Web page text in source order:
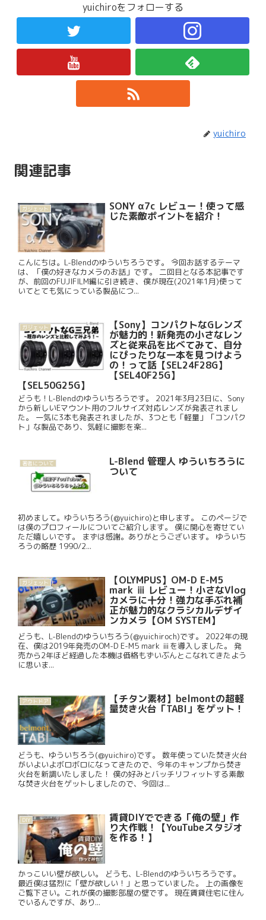
yuichiroをフォローする
yuichiro
関連記事
ガジェット SONY α7c レビュー！使って感
じた素敵ポイントを紹介！
こんにちは。L-Blendのゆういちろうです。 今回お話するテーマ
は、「僕の好きなカメラのお話」です。 二回目となる本記事です
が、前回のFUJIFILM編に引き続き、僕が現在(2021年1月)使って
いてとても気にっている製品につ...
ガジェット 【Sony】コンパクトなGレンズ
が魅力的！新発売の小さなレン
ズと従来品を比べてみて、自分
にぴったりな一本を見つけよう
の！って話【SEL24F28G】
【SEL40F25G】
【SEL50G25G】
どうも！L-Blendのゆういちろうです。 2021年3月23日に、Sony
から新しいEマウント用のフルサイズ対応レンズが発表されまし
た。 一気に3本も発表されましたが、3つとも「軽量」「コンパク
ト」な製品であり、気軽に撮影を楽...
著者について L-Blend 管理人 ゆういちろうに
ついて
初めまして。ゆういちろう(@yuichiro)と申します。 このページで
は僕のプロフィールについてご紹介します。 僕に関心を寄せてい
ただ嬉しいです。 まずは感謝。ありがとうございます。 ゆういち
ろうの略歴 1990/2...
ガジェット 【OLYMPUS】OM-D E-M5
mark ⅲ レビュー！小さなVlog
カメラに十分！強力な手ぶれ補
正が魅力的なクラシカルデザイ
ンカメラ【OM SYSTEM】
どうも、L-Blendのゆういちろう(@yuichiroch)です。 2022年の現
在、僕は2019年発売のOM-D E-M5 mark ⅲを導入しました。 発
売から2年ほど経過した本機は価格もずいぶんとこなれてきたよう
に思いま...
アウトドア 【チタン素材】belmontの超軽
量焚き火台「TABI」をゲット！
どうも、ゆういちろう(@yuichiro)です。 数年使っていた焚き火台
がいよいよボロボロになってきたので、今年のキャンプから焚き
火台を新調いたしました！ 僕の好みとバッチリフィットする素敵
な焚き火台をゲットしましたので、今回は...
DIY 賃貸DIYでできる「俺の壁」作
り大作戦！【YouTubeスタジオ
を作る！】
かっこいい壁が欲しい。 どうも、L-Blendのゆういちろうです。
最近僕は猛烈に「壁が欲しい！」と思っていました。 上の画像を
ご覧下さい。これが僕の撮影部屋の壁です。 現在賃貸住宅に住ん
でいるんですが、あり...